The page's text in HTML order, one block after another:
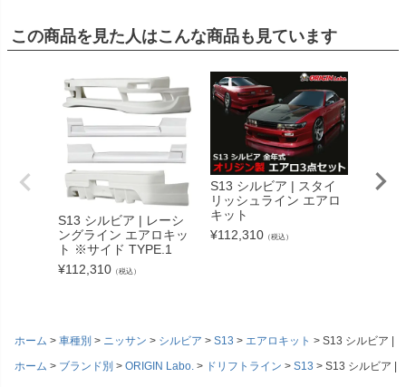
この商品を見た人はこんな商品も見ています
S13 シルビア | レーシ
ングライン エアロキッ
ト ※サイド TYPE.1
¥112,310 （税込）
S13 シルビア | スタイ
リッシュライン エアロ
キット
¥112,310 （税込）
S13
ホーム 車種別 ニッサン シルビア S13 エアロキット
S13 シルビア |
ホーム
ブランド別 ORIGIN Labo. ドリフトライン S13 S13 シルビア |